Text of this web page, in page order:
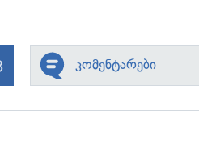
კომენტარები